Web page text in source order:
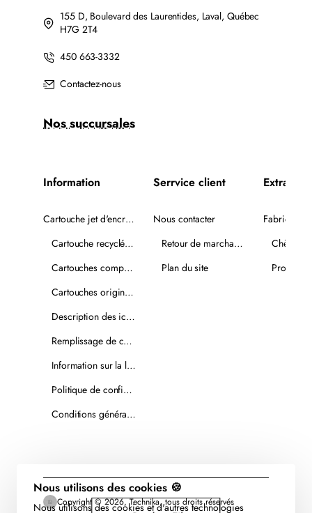
Nous utilisons des cookies 🍪
Nous utilisons des cookies et d'autres technologies
155 D, Boulevard des Laurentides, Laval, Québec
H7G 2T4
450 663-3332
Contactez-nous
Nos succursales
Information
Cartouche jet d'encre recyclée
Cartouche recyclée PLUS
Cartouches compatibles
Cartouches originales
Description des icônes
Remplissage de cartouches
Information sur la livraison
Politique de confidentialité
Conditions générales de vente
Serrvice client
Nous contacter
Retour de marchandise
Plan du site
Extra
Fabricants
Copyright © 2026, Technika, tous droits réservés